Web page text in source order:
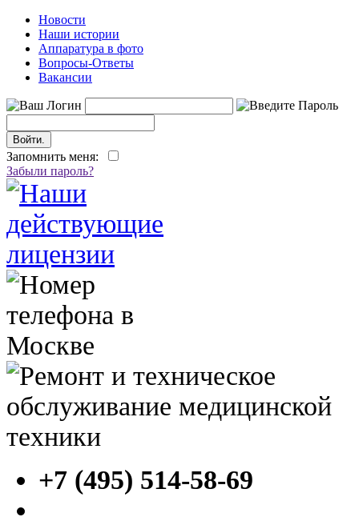
Новости
Наши истории
Аппаратура в фото
Вопросы-Ответы
Вакансии
Запомнить меня:
Забыли пароль?
+7 (495) 514-58-69